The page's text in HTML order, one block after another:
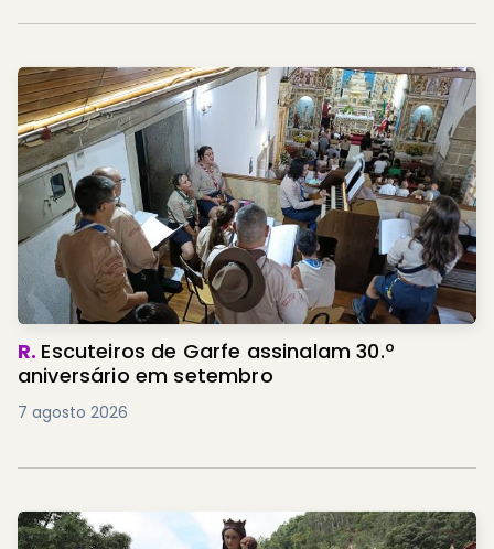
R. Escuteiros de Garfe assinalam 30.º
aniversário em setembro
7 agosto 2026